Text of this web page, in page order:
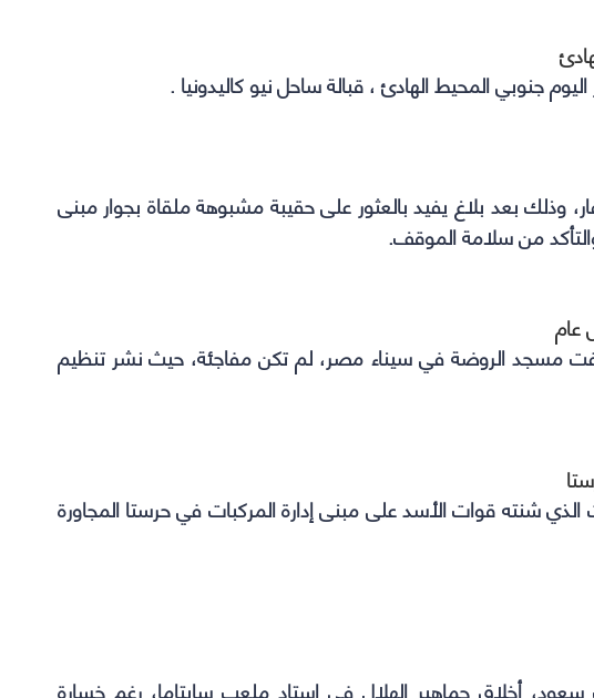
وذلك بعد بلاغ يفيد بالعثور على حقيبة مشبوهة ملقاة بجوار مبنى
من سلامة الموقف.
عام
مسجد الروضة في سيناء مصر، لم تكن مفاجئة، حيث نشر تنظيم
شنته قوات الأسد على مبنى إدارة المركبات في حرستا المجاورة
أخلاق جماهير الهلال في استاد ملعب سايتاما، رغم خسارة